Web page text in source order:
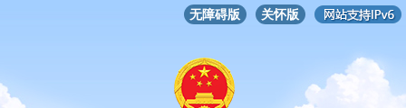
无障碍版 关怀版